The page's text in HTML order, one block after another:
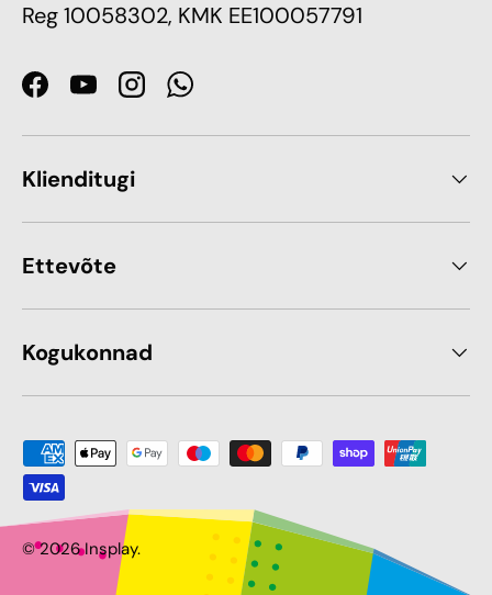
Reg 10058302, KMK EE100057791
Facebook
YouTubeInstagramWhatsApp
Klienditugi
Ettevõte
Kogukonnad
Makseviis sobib
© 2026Insplay.